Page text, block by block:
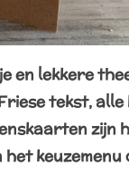
en lekkere
tekst,
zijn
keuzemenu